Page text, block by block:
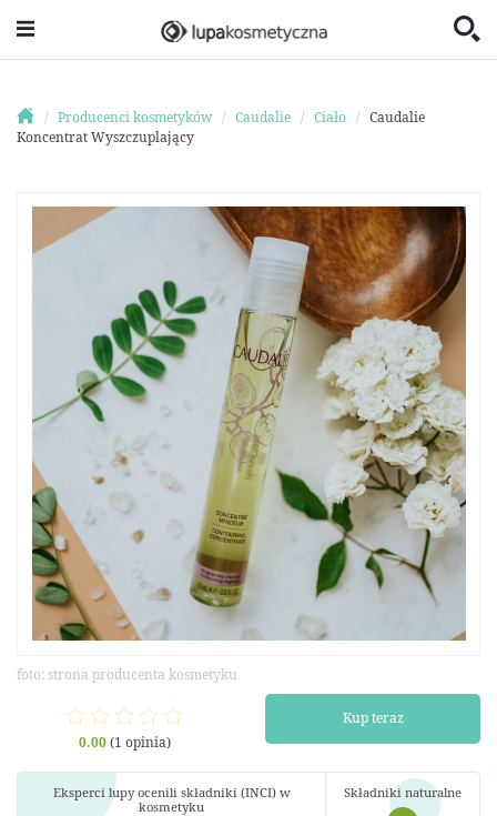
Producenci kosmetyków Caudalie Ciało
Caudalie
Koncentrat Wyszczuplający
foto: strona producenta kosmetyku
0.00(1 opinia)
Kup teraz
Eksperci lupy ocenili składniki (INCI) w
kosmetyku
Składniki naturalne